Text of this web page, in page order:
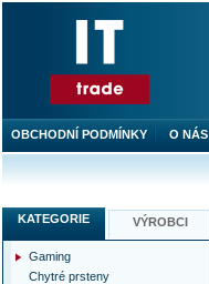
KATEGORIE VÝROBCI
Gaming
Chytré prsteny
OBCHODNÍ PODMÍNKY O NÁS